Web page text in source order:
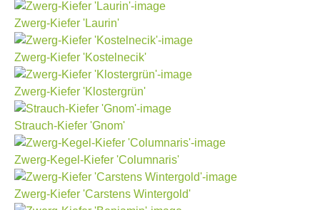
Zwerg-Kiefer 'Laurin'
Zwerg-Kiefer 'Kostelnecik'
Zwerg-Kiefer 'Klostergrün'
Strauch-Kiefer 'Gnom'
Zwerg-Kegel-Kiefer 'Columnaris'
Zwerg-Kiefer 'Carstens Wintergold'